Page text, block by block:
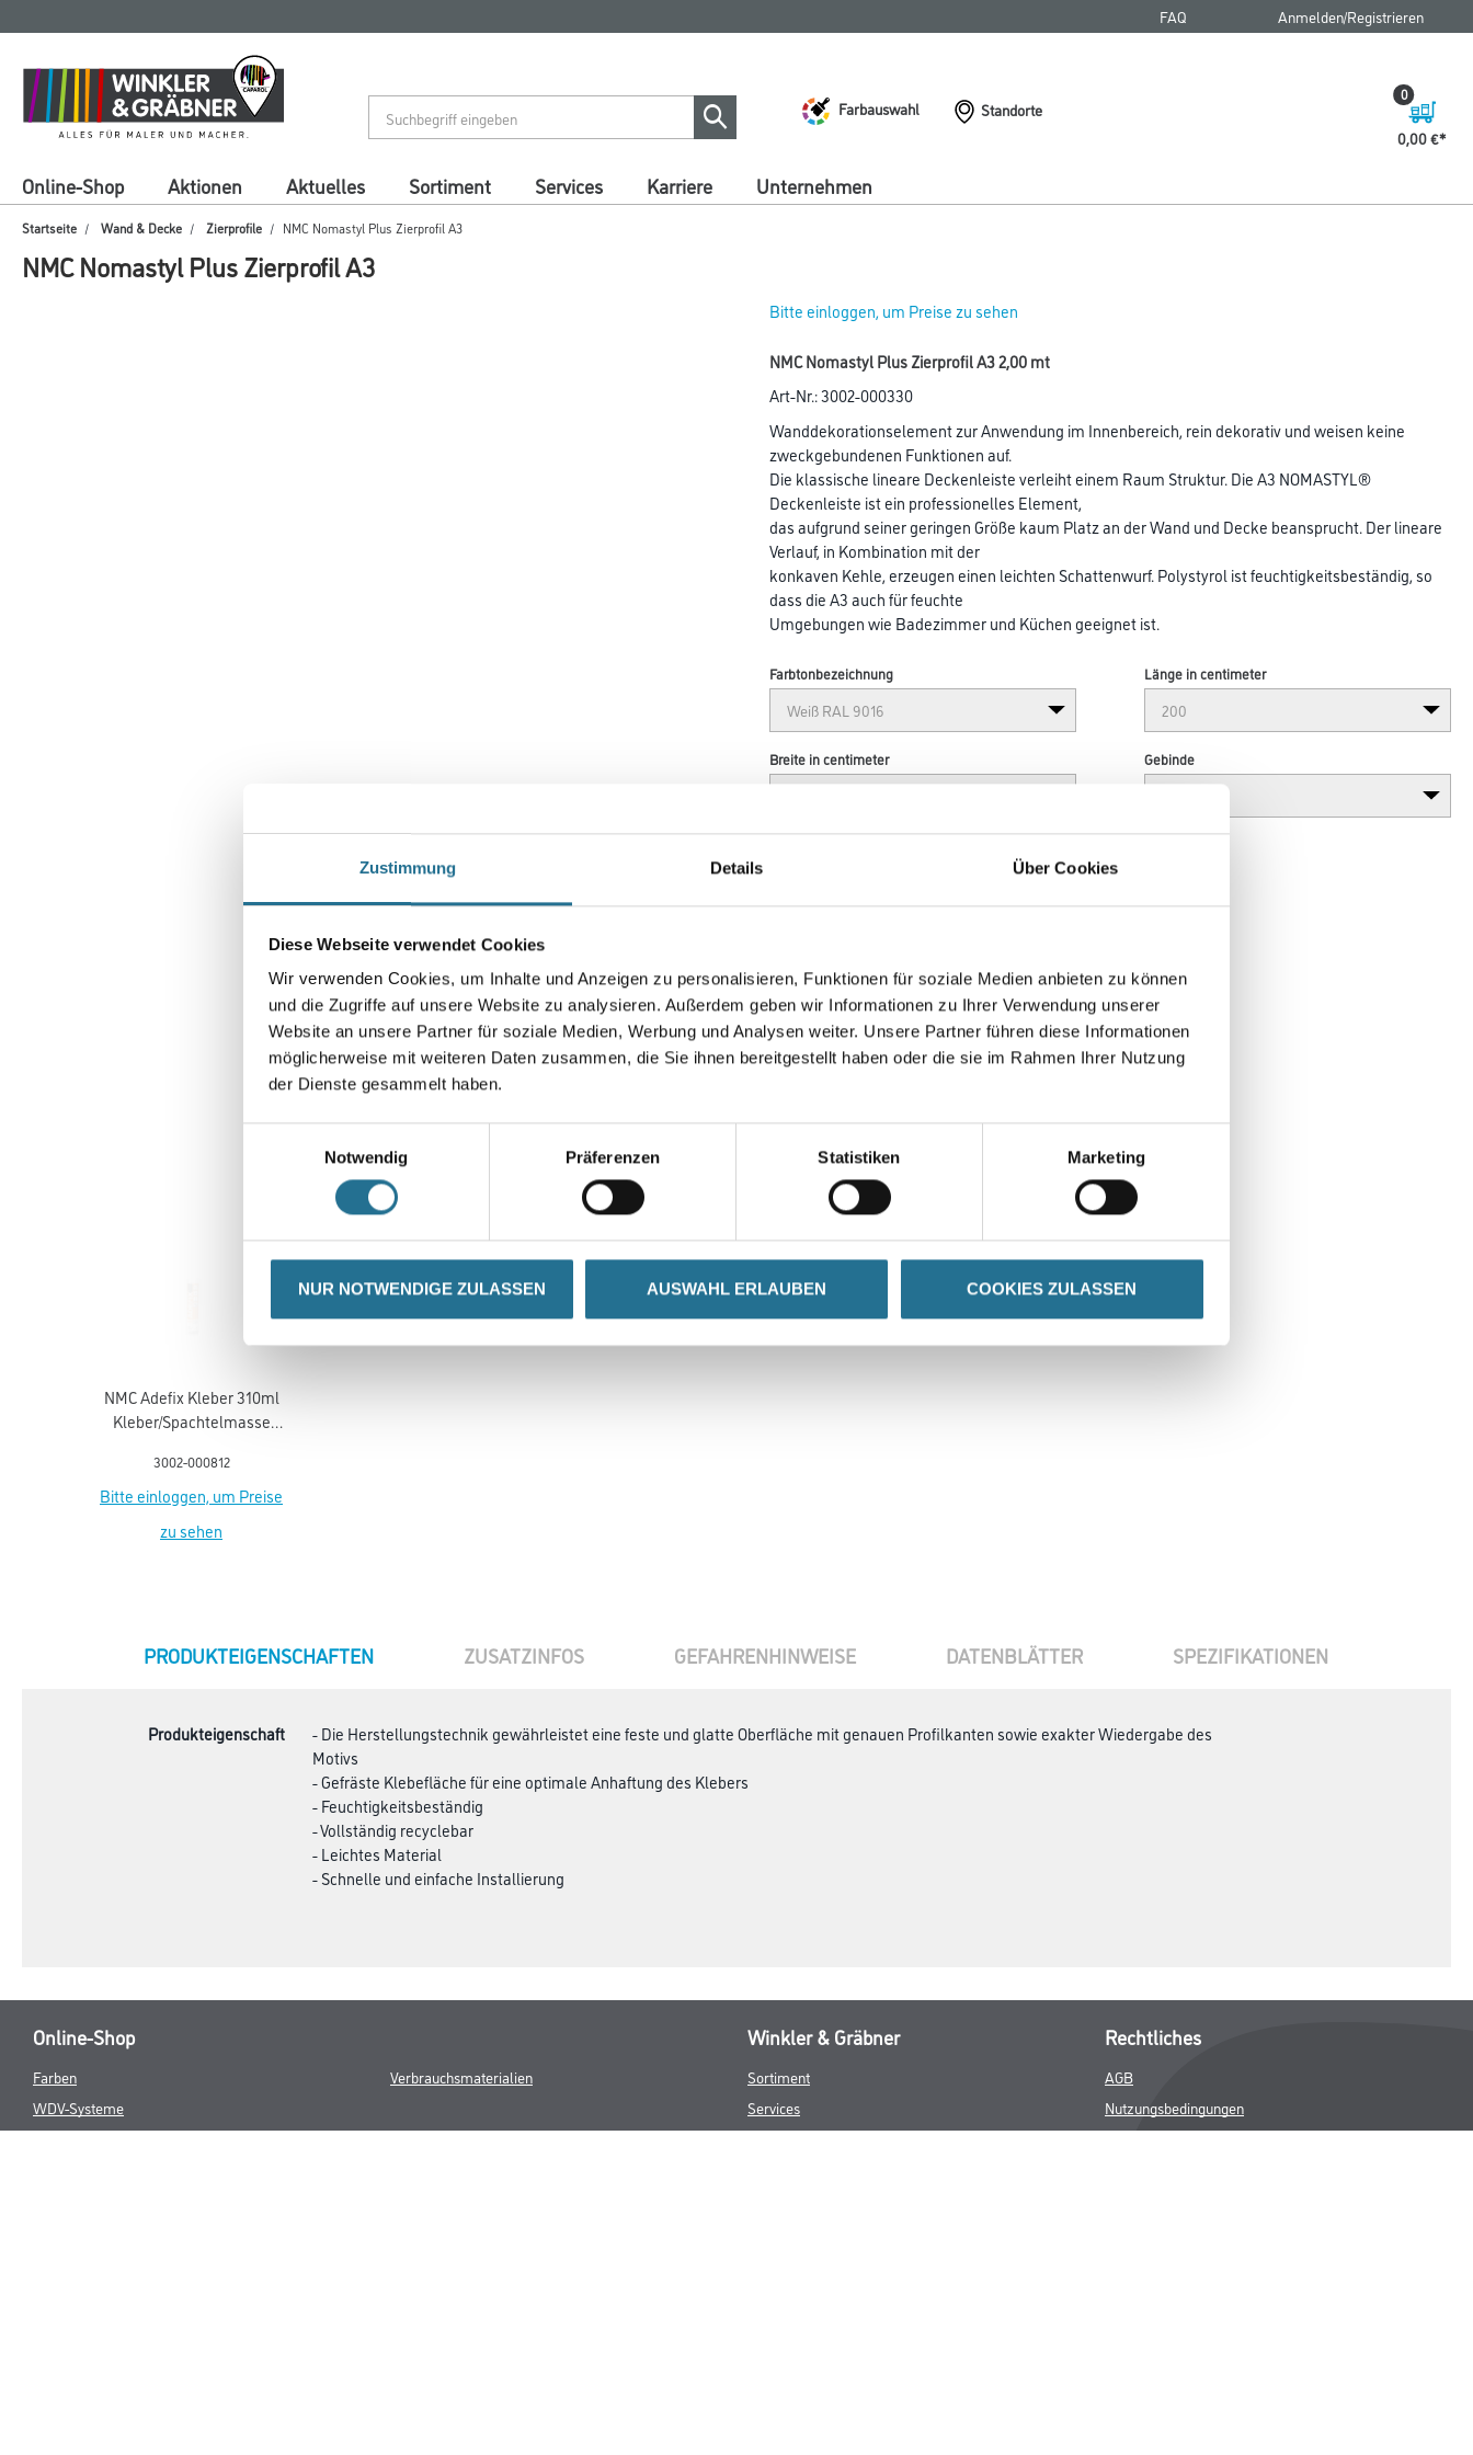
Zustimmung Details Über Cookies
Diese Webseite verwendet Cookies
Wir verwenden Cookies, um Inhalte und Anzeigen zu personalisieren, Funktionen für soziale Medien anbieten zu können
und die Zugriffe auf unsere Website zu analysieren. Außerdem geben wir Informationen zu Ihrer Verwendung unserer
Website an unsere Partner für soziale Medien, Werbung und Analysen weiter. Unsere Partner führen diese Informationen
möglicherweise mit weiteren Daten zusammen, die Sie ihnen bereitgestellt haben oder die sie im Rahmen Ihrer Nutzung
der Dienste gesammelt haben.
Notwendig
Präferenzen Statistiken Marketing
NUR NOTWENDIGE ZULASSEN AUSWAHL ERLAUBEN COOKIES ZULASSEN
springen
springen
FAQ Anmelden/Registrieren
Farbauswahl
Standorte
0,00 €
0
Online-Shop Aktionen Aktuelles Sortiment Services Karriere Unternehmen
Startseite Wand & Decke Zierprofile NMC Nomastyl Plus Zierprofil A3
NMC Nomastyl Plus Zierprofil A3
Bitte einloggen, um Preise zu sehen
NMC Nomastyl Plus Zierprofil A3 2,00 mt
Art-Nr.:3002-000330
Wanddekorationselement zur Anwendung im Innenbereich, rein dekorativ und weisen keine
zweckgebundenen Funktionen auf.
Die klassische lineare Deckenleiste verleiht einem Raum Struktur. Die A3 NOMASTYL®
Deckenleiste ist ein professionelles Element,
das aufgrund seiner geringen Größe kaum Platz an der Wand und Decke beansprucht. Der lineare
Verlauf, in Kombination mit der
konkaven Kehle, erzeugen einen leichten Schattenwurf. Polystyrol ist feuchtigkeitsbeständig, so
dass die A3 auch für feuchte
Umgebungen wie Badezimmer und Küchen geeignet ist.
Farbtonbezeichnung Länge in centimeter
Breite in centimeter Gebinde
VIELLEICHT GEFÄLLT IHNEN AUCH...
NMC Adefix Kleber 310ml
Kleber/Spachtelmasse
3002-000812
Bitte einloggen, um Preise
zu sehen
CURRENT
PRODUKTEIGENSCHAFTEN ZUSATZINFOS GEFAHRENHINWEISE DATENBLÄTTER SPEZIFIKATIONEN
Produkteigenschaft
- Die Herstellungstechnik gewährleistet eine feste und glatte Oberfläche mit genauen Profilkanten sowie exakter Wiedergabe des
Motivs
- Gefräste Klebefläche für eine optimale Anhaftung des Klebers
- Feuchtigkeitsbeständig
- Vollständig recyclebar
- Leichtes Material
- Schnelle und einfache Installierung
Online-Shop
Farben
WDV-Systeme
Trockenbau
Verbrauchsmaterialien
Winkler & Gräbner
Sortiment
Services
Karriere
Rechtliches
AGB
Nutzungsbedingungen
Logistik- und Servicepreisliste